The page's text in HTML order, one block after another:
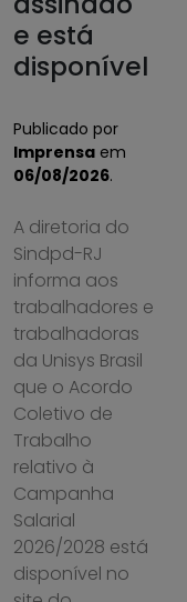
e está
disponível
Publicado por
Imprensa em
06/08/2026.
A diretoria do
Sindpd-RJ
informa aos
trabalhadores e
trabalhadoras
da Unisys Brasil
que o Acordo
Coletivo de
Trabalho
relativo à
Campanha
Salarial
2026/2028 está
disponível no